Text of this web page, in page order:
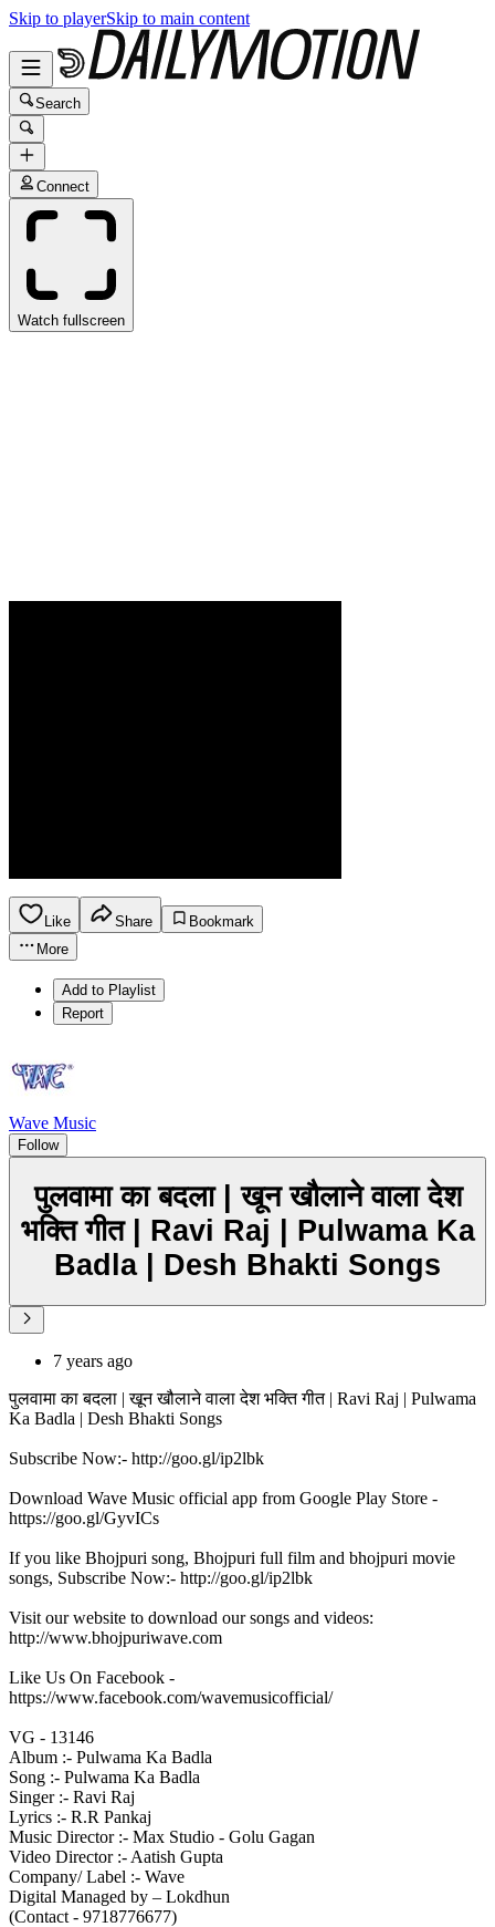
Skip to playerSkip to main content
Search
Connect
Watch fullscreen
Like Share
Bookmark
More
Add to Playlist
Report
Wave Music
Follow
पुलवामा का बदला | खून खौलाने वाला देश
भक्ति गीत | Ravi Raj | Pulwama Ka
Badla | Desh Bhakti Songs
7 years ago
पुलवामा का बदला | खून खौलाने वाला देश भक्ति गीत | Ravi Raj | Pulwama
Ka Badla | Desh Bhakti Songs
Subscribe Now:- http://goo.gl/ip2lbk
Download Wave Music official app from Google Play Store -
https://goo.gl/GyvICs
If you like Bhojpuri song, Bhojpuri full film and bhojpuri movie
songs, Subscribe Now:- http://goo.gl/ip2lbk
Visit our website to download our songs and videos:
http://www.bhojpuriwave.com
Like Us On Facebook -
https://www.facebook.com/wavemusicofficial/
VG - 13146
Album :- Pulwama Ka Badla
Song :- Pulwama Ka Badla
Singer :- Ravi Raj
Lyrics :- R.R Pankaj
Music Director :- Max Studio - Golu Gagan
Video Director :- Aatish Gupta
Company/ Label :- Wave
Digital Managed by – Lokdhun
(Contact - 9718776677)